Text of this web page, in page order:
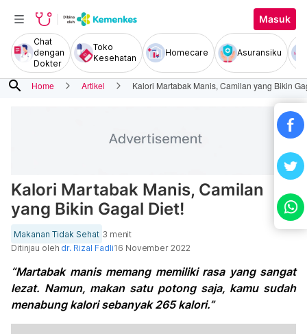
Masuk
Chat
dengan
Dokter
Toko
Kesehatan
Homecare Asuransiku
search Home Artikel Kalori Martabak Manis, Camilan yang Bikin
Kalori Martabak Manis, Camilan
yang Bikin Gagal Diet!
Makanan Tidak Sehat 3 menit
Ditinjau oleh dr. Rizal Fadli16 November 2022
“Martabak manis memang memiliki rasa yang sangat
lezat. Namun, makan satu potong saja, kamu sudah
menabung kalori sebanyak 265 kalori.”